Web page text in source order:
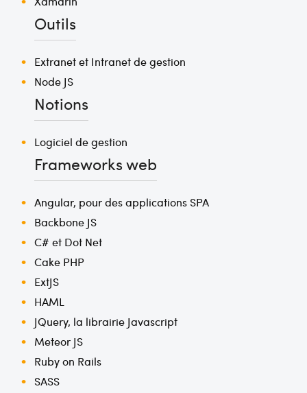
Outils
Extranet et Intranet de gestion
Node JS
Notions
Logiciel de gestion
Frameworks web
Angular, pour des applications SPA
Backbone JS
C# et Dot Net
Cake PHP
ExtJS
HAML
JQuery, la librairie Javascript
Meteor JS
Ruby on Rails
SASS